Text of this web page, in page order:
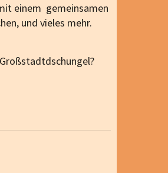
einem gemeinsamen
und vieles mehr.